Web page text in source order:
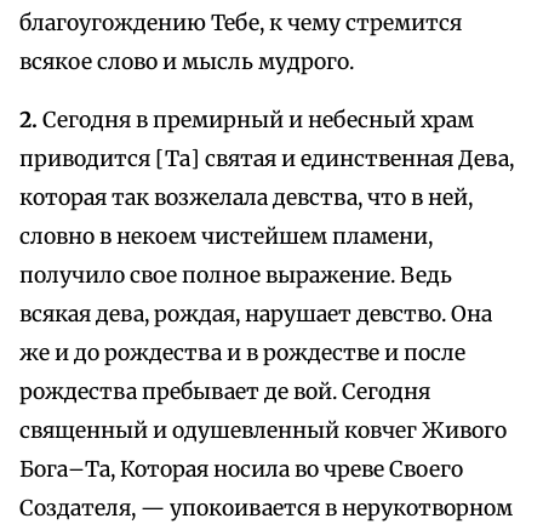
благоугождению Тебе, к чему стремится
всякое слово и мысль мудрого.
2. Сегодня в премирный и небесный храм
приводится [Та] святая и единственная Дева,
которая так возжелала девства, что в ней,
словно в некоем чистейшем пламени,
получило свое полное выражение. Ведь
всякая дева, рождая, нарушает девство. Она
же и до рождества и в рождестве и после
рождества пребывает де вой. Сегодня
священный и одушевленный ковчег Живого
Бога–Та, Которая носила во чреве Своего
Создателя, — упокоивается в нерукотворном